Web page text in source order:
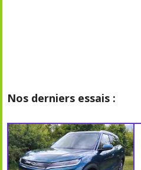
Nos derniers essais :